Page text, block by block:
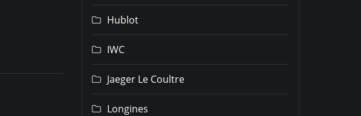
Hublot
IWC
Jaeger Le Coultre
Longines